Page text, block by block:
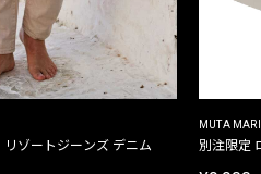
ゾートジーンズ デニム
MUTA
別注限定